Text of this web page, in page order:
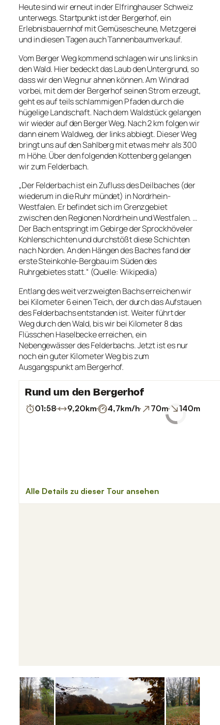
Heute sind wir erneut in der Elfringhauser Schweiz
unterwegs. Startpunkt ist der Bergerhof, ein
Erlebnisbauernhof mit Gemüsescheune, Metzgerei
und in diesen Tagen auch Tannenbaumverkauf.
Vom Berger Weg kommend schlagen wir uns links in
den Wald. Hier bedeckt das Laub den Untergrund, so
dass wir den Weg nur ahnen können. Am Windrad
vorbei, mit dem der Bergerhof seinen Strom erzeugt,
geht es auf teils schlammigen Pfaden durch die
hügelige Landschaft. Nach dem Waldstück gelangen
wir wieder auf den Berger Weg. Nach 2 km folgen wir
dann einem Waldweg, der links abbiegt. Dieser Weg
bringt uns auf den Sahlberg mit etwas mehr als 300
m Höhe. Über den folgenden Kottenberg gelangen
wir zum Felderbach.
„Der Felderbach ist ein Zufluss des Deilbaches (der
wiederum in die Ruhr mündet) in Nordrhein-
Westfalen. Er befindet sich im Grenzgebiet
zwischen den Regionen Nordrhein und Westfalen. …
Der Bach entspringt im Gebirge der Sprockhöveler
Kohlenschichten und durchstößt diese Schichten
nach Norden. An den Hängen des Baches fand der
erste Steinkohle-Bergbau im Süden des
Ruhrgebietes statt.“ (Quelle: Wikipedia)
Entlang des weit verzweigten Bachs erreichen wir
bei Kilometer 6 einen Teich, der durch das Aufstauen
des Felderbachs entstanden ist. Weiter führt der
Weg durch den Wald, bis wir bei Kilometer 8 das
Flüsschen Haselbecke erreichen, ein
Nebengewässer des Felderbachs. Jetzt ist es nur
noch ein guter Kilometer Weg bis zum
Ausgangspunkt am Bergerhof.